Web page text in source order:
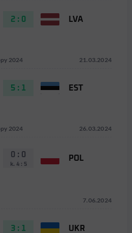
2 : 0 LVA
2024 21.03.2024
5 : 1 EST
2024 26.03.2024
0 : 0
k. 4 : 5
POL
7.06.2024
3 : 1 UKR